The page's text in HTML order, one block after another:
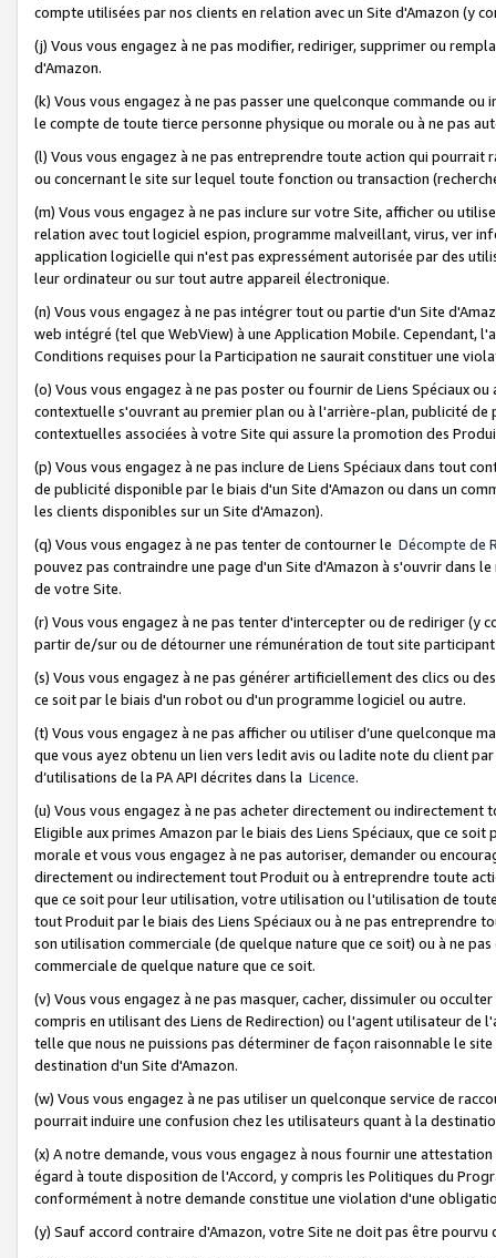
compte utilisées par nos clients en relation avec un Site d'Amazon (y
(j) Vous vous engagez à ne pas modifier, rediriger, supprimer ou
d'Amazon.
(k) Vous vous engagez à ne pas passer une quelconque commande
le compte de toute tierce personne physique ou morale ou à ne pas
(l) Vous vous engagez à ne pas entreprendre toute action qui
ou concernant le site sur lequel toute fonction ou transaction
(m) Vous vous engagez à ne pas inclure sur votre Site, afficher ou
relation avec tout logiciel espion, programme malveillant, virus, ver
application logicielle qui n'est pas expressément autorisée par des
leur ordinateur ou sur tout autre appareil électronique.
(n) Vous vous engagez à ne pas intégrer tout ou partie d'un Site
web intégré (tel que WebView) à une Application Mobile. Cependant,
Conditions requises pour la Participation ne saurait constituer une
(o) Vous vous engagez à ne pas poster ou fournir de Liens Spéciaux
contextuelle s'ouvrant au premier plan ou à l'arrière-plan, publicité
contextuelles associées à votre Site qui assure la promotion des
(p) Vous vous engagez à ne pas inclure de Liens Spéciaux dans tout
de publicité disponible par le biais d'un Site d'Amazon ou dans un
les clients disponibles sur un Site d'Amazon).
(q) Vous vous engagez à ne pas tenter de contourner le Décompte de
pouvez pas contraindre une page d'un Site d'Amazon à s'ouvrir dans
de votre Site.
(r) Vous vous engagez à ne pas tenter d'intercepter ou de rediriger
partir de/sur ou de détourner une rémunération de tout site
(s) Vous vous engagez à ne pas générer artificiellement des clics ou
ce soit par le biais d'un robot ou d'un programme logiciel ou autre.
(t) Vous vous engagez à ne pas afficher ou utiliser d’une quelconque
que vous ayez obtenu un lien vers ledit avis ou ladite note du client
d’utilisations de la PA API décrites dans la Licence.
(u) Vous vous engagez à ne pas acheter directement ou
Eligible aux primes Amazon par le biais des Liens Spéciaux, que ce
morale et vous vous engagez à ne pas autoriser, demander ou
directement ou indirectement tout Produit ou à entreprendre toute
que ce soit pour leur utilisation, votre utilisation ou l'utilisation de
tout Produit par le biais des Liens Spéciaux ou à ne pas entreprendre
son utilisation commerciale (de quelque nature que ce soit) ou à ne
commerciale de quelque nature que ce soit.
(v) Vous vous engagez à ne pas masquer, cacher, dissimuler ou
compris en utilisant des Liens de Redirection) ou l'agent utilisateur
telle que nous ne puissions pas déterminer de façon raisonnable le
destination d'un Site d'Amazon.
(w) Vous vous engagez à ne pas utiliser un quelconque service de
pourrait induire une confusion chez les utilisateurs quant à la
(x) A notre demande, vous vous engagez à nous fournir une
égard à toute disposition de l'Accord, y compris les Politiques du
conformément à notre demande constitue une violation d'une
(y) Sauf accord contraire d'Amazon, votre Site ne doit pas être